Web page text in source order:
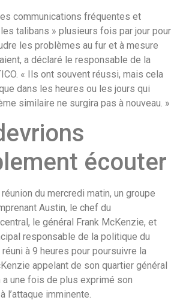
communications fréquentes et
talibans » plusieurs fois par jour pour
les problèmes au fur et à mesure
a déclaré le responsable de la
« Ils ont souvent réussi, mais cela
dans les heures ou les jours qui
similaire ne surgira pas à nouveau. »
écouter
du mercredi matin, un groupe
Austin, le chef du
le général Frank McKenzie, et
responsable de la politique du
réuni à 9 heures pour poursuivre la
appelant de son quartier général
a une fois de plus exprimé son
l’attaque imminente.